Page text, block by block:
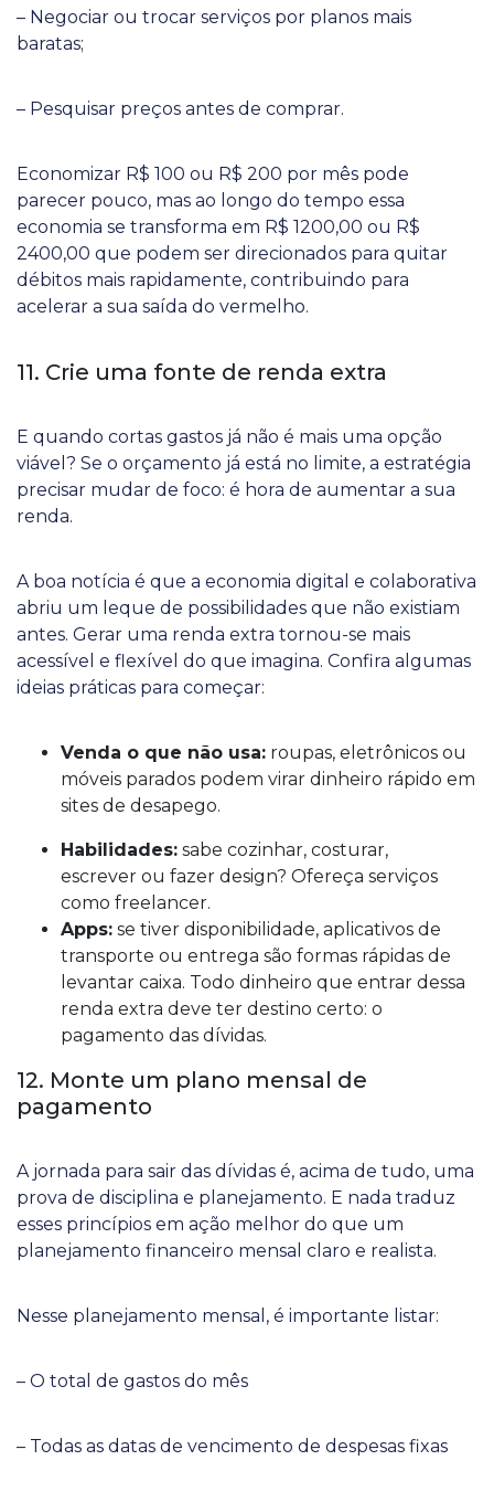
– Negociar ou trocar serviços por planos mais
baratas;
– Pesquisar preços antes de comprar.
Economizar R$ 100 ou R$ 200 por mês pode
parecer pouco, mas ao longo do tempo essa
economia se transforma em R$ 1200,00 ou R$
2400,00 que podem ser direcionados para quitar
débitos mais rapidamente, contribuindo para
acelerar a sua saída do vermelho.
11. Crie uma fonte de renda extra
E quando cortas gastos já não é mais uma opção
viável? Se o orçamento já está no limite, a estratégia
precisar mudar de foco: é hora de aumentar a sua
renda.
A boa notícia é que a economia digital e colaborativa
abriu um leque de possibilidades que não existiam
antes. Gerar uma renda extra tornou-se mais
acessível e flexível do que imagina. Confira algumas
ideias práticas para começar:
Venda o que não usa: roupas, eletrônicos ou
móveis parados podem virar dinheiro rápido em
sites de desapego.
Habilidades: sabe cozinhar, costurar,
escrever ou fazer design? Ofereça serviços
como freelancer.
Apps: se tiver disponibilidade, aplicativos de
transporte ou entrega são formas rápidas de
levantar caixa. Todo dinheiro que entrar dessa
renda extra deve ter destino certo: o
pagamento das dívidas.
12. Monte um plano mensal de
pagamento
A jornada para sair das dívidas é, acima de tudo, uma
prova de disciplina e planejamento. E nada traduz
esses princípios em ação melhor do que um
planejamento financeiro mensal claro e realista.
Nesse planejamento mensal, é importante listar:
– O total de gastos do mês
– Todas as datas de vencimento de despesas fixas